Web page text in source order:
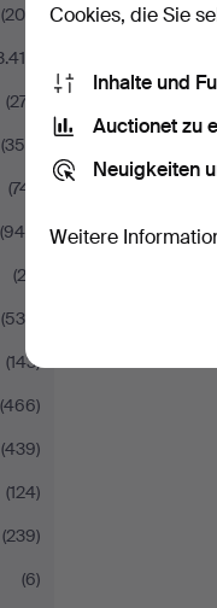
(208)
(277)
(356)
(741)
(946)
(23)
(538)
(143)
(466)
(439)
(124)
(239)
(6)
Cookies, die Sie
Inhalte und
Auctionet zu
Neuigkeiten
Weitere